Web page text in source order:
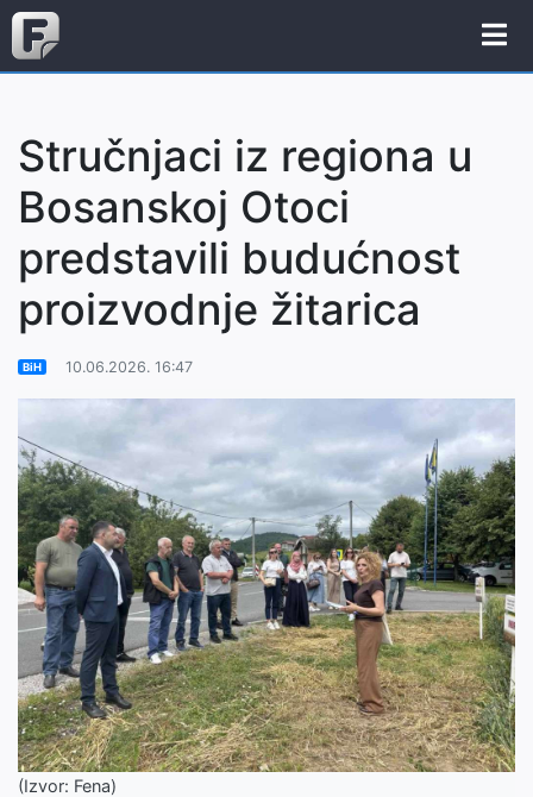
Stručnjaci iz regiona u
Bosanskoj Otoci
predstavili budućnost
proizvodnje žitarica
BiH 10.06.2026. 16:47
(Izvor: Fena)